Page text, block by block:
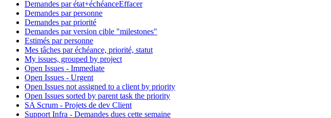
Demandes par état+échéanceEffacer
Demandes par personne
Demandes par priorité
Demandes par version cible "milestones"
Estimés par personne
Mes tâches par échéance, priorité, statut
My issues, grouped by project
Open Issues - Immediate
Open Issues - Urgent
Open Issues not assigned to a client by priority
Open Issues sorted by parent task the priority
SA Scrum - Projets de dev Client
Support Infra - Demandes dues cette semaine